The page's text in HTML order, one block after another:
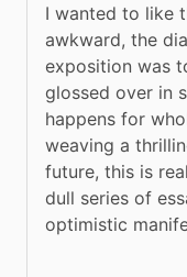
I wanted to like
awkward, the
exposition was
glossed over in
happens for
weaving a
future, this is
dull series of
optimistic